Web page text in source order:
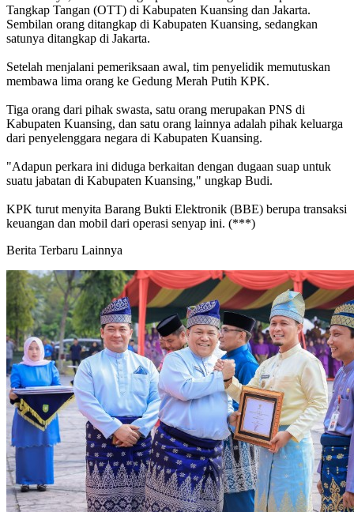
Tangkap Tangan (OTT) di Kabupaten Kuansing dan Jakarta.
Sembilan orang ditangkap di Kabupaten Kuansing, sedangkan
satunya ditangkap di Jakarta.
Setelah menjalani pemeriksaan awal, tim penyelidik memutuskan
membawa lima orang ke Gedung Merah Putih KPK.
Tiga orang dari pihak swasta, satu orang merupakan PNS di
Kabupaten Kuansing, dan satu orang lainnya adalah pihak keluarga
dari penyelenggara negara di Kabupaten Kuansing.
"Adapun perkara ini diduga berkaitan dengan dugaan suap untuk
suatu jabatan di Kabupaten Kuansing," ungkap Budi.
KPK turut menyita Barang Bukti Elektronik (BBE) berupa transaksi
keuangan dan mobil dari operasi senyap ini. (***)
Berita Terbaru Lainnya